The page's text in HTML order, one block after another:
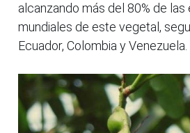
alcanzando más del 80% de
mundiales de este vegetal,
Ecuador, Colombia y Venezuela.